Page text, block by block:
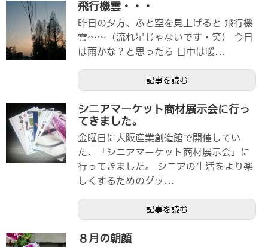
飛行機雲・・・
昨日の夕方、ふと空を見上げると 飛行機
雲～～（流れ星じゃないです・笑） 今日
は雨かな？と思ったら 日中は暖...
記事を読む
シニアマーケット商材展示会に行っ
てきました。
金曜日に大阪産業創造館で開催してい
た、「シニアマーケット商材展示会」に
行ってきました。 シニアの生活をより楽
しくするためのグッ...
記事を読む
８月の朝顔